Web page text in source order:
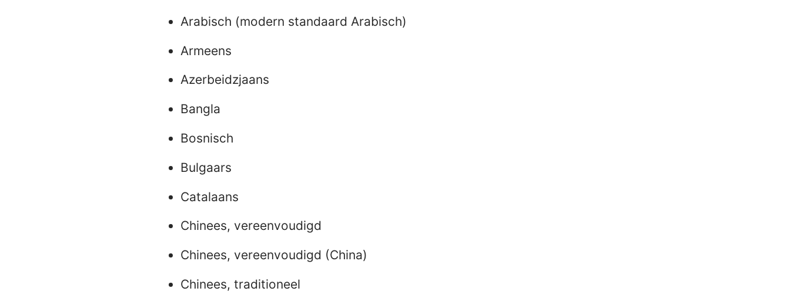
Arabisch (modern standaard Arabisch)
Armeens
Azerbeidzjaans
Bangla
Bosnisch
Bulgaars
Catalaans
Chinees, vereenvoudigd
Chinees, vereenvoudigd (China)
Chinees, traditioneel